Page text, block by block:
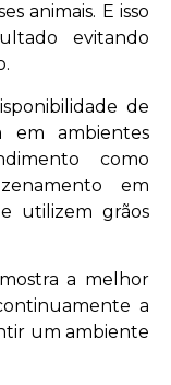
animais. E isso
evitando
de
em ambientes
como
em
utilizem grãos
a melhor
a
um ambiente